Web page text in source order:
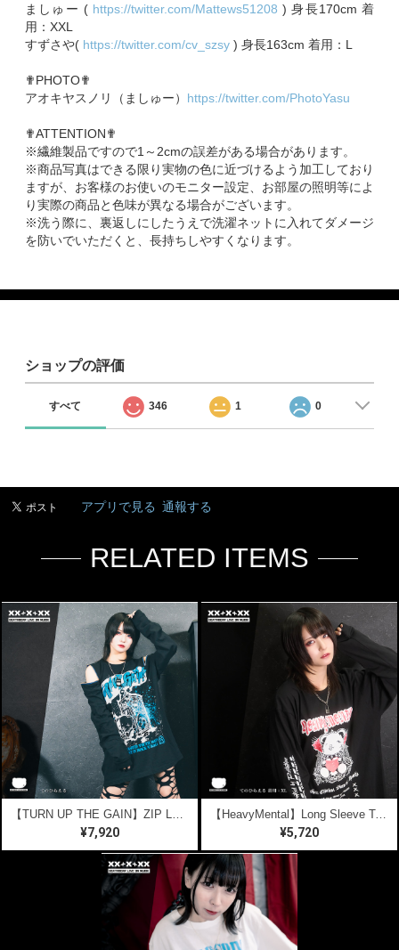
ましゅー ( https://twitter.com/Mattews51208 ) 身長170cm 着
用：XXL
すずさや( https://twitter.com/cv_szsy ) 身長163cm 着用：L
✟PHOTO✟
アオキヤスノリ（ましゅー） https://twitter.com/PhotoYasu
✟ATTENTION✟
※繊維製品ですので1～2cmの誤差がある場合があります。
※商品写真はできる限り実物の色に近づけるよう加工しており
ますが、お客様のお使いのモニター設定、お部屋の照明等によ
り実際の商品と色味が異なる場合がございます。
※洗う際に、裏返しにしたうえで洗濯ネットに入れてダメージ
を防いでいただくと、長持ちしやすくなります。
ショップの評価
すべて 346 1 0
アプリで見る 通報する
RELATED ITEMS
¥7,920
【HeavyMental】Long Sleeve T-SHIRTS
¥5,720